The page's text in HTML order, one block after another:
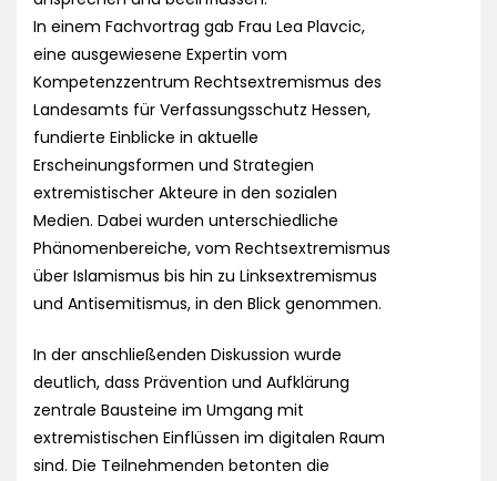
In einem Fachvortrag gab Frau Lea Plavcic,
eine ausgewiesene Expertin vom
Kompetenzzentrum Rechtsextremismus des
Landesamts für Verfassungsschutz Hessen,
fundierte Einblicke in aktuelle
Erscheinungsformen und Strategien
extremistischer Akteure in den sozialen
Medien. Dabei wurden unterschiedliche
Phänomenbereiche, vom Rechtsextremismus
über Islamismus bis hin zu Linksextremismus
und Antisemitismus, in den Blick genommen.
In der anschließenden Diskussion wurde
deutlich, dass Prävention und Aufklärung
zentrale Bausteine im Umgang mit
extremistischen Einflüssen im digitalen Raum
sind. Die Teilnehmenden betonten die